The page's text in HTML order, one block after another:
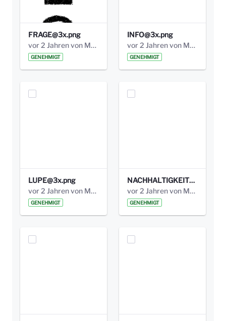
FRAGE@3x.png
vor 2 Jahren von Marcel Eckert
GENEHMIGT
INFO@3x.png
vor 2 Jahren von Marcel Eckert
GENEHMIGT
LUPE@3x.png
vor 2 Jahren von Marcel Eckert
GENEHMIGT
NACHHALTIGKEIT@3x.png
vor 2 Jahren von Marcel Eckert
GENEHMIGT